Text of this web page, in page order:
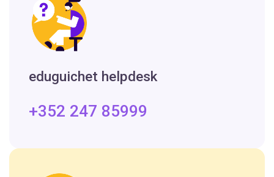
eduguichet helpdesk
+352 247 85999